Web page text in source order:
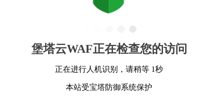
堡塔云WAF正在检查您的访问
正在进行人机识别，请稍等 1秒
本站受宝塔防御系统保护